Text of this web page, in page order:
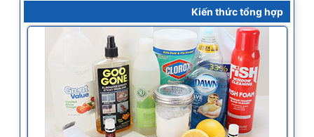
Kiến thức tổng hợp